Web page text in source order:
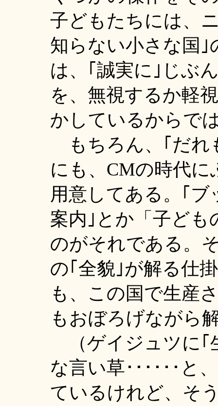
子どもたちには、
知らない小さな国
は、｢誠実に｣じぶ
を、無視するか軽
かしているからで
もちろん、｢だれ
にも、CMの時代
用意してある。｢
案内｣とか「子ども
のがそれである。
の｢全貌｣が解る仕
も、この国で生産
もおぼろげながら
（ゲイジュツに｢
な言い草･･････と
ているけれど、そ